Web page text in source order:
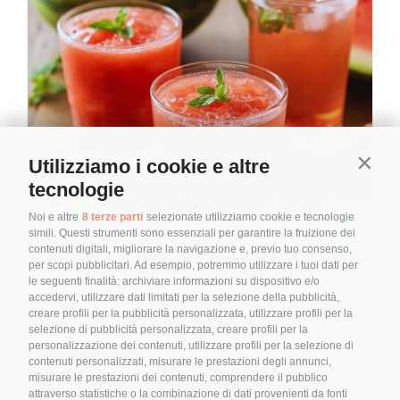
Utilizziamo i cookie e altre
tecnologie
Noi e altre 8 terze parti selezionate utilizziamo cookie e tecnologie
simili. Questi strumenti sono essenziali per garantire la fruizione dei
contenuti digitali, migliorare la navigazione e, previo tuo consenso,
per scopi pubblicitari. Ad esempio, potremmo utilizzare i tuoi dati per
le seguenti finalità: archiviare informazioni su dispositivo e/o
accedervi, utilizzare dati limitati per la selezione della pubblicità,
creare profili per la pubblicità personalizzata, utilizzare profili per la
selezione di pubblicità personalizzata, creare profili per la
personalizzazione dei contenuti, utilizzare profili per la selezione di
contenuti personalizzati, misurare le prestazioni degli annunci,
misurare le prestazioni dei contenuti, comprendere il pubblico
attraverso statistiche o la combinazione di dati provenienti da fonti
Anguria: tre proposte per
Anguria: tre
proposte per
rinfrescarci
ByElena Alquati | 16 Giugno 2026 | Categories: